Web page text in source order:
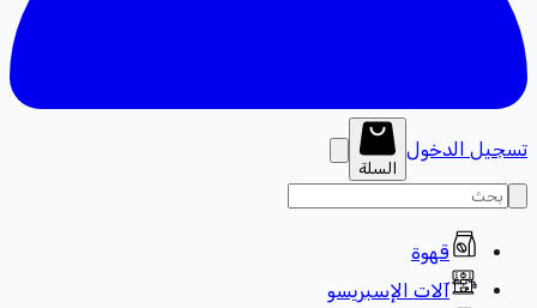
تسجيل الدخول
السلة
قهوة
آلات الإسبريسو